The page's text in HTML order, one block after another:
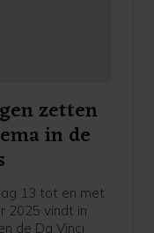
zetten
in de
13 tot en met
2025 vindt in
de Da Vinci